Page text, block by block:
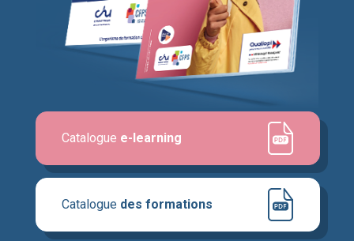
Catalogue des formations
Catalogue e-learning